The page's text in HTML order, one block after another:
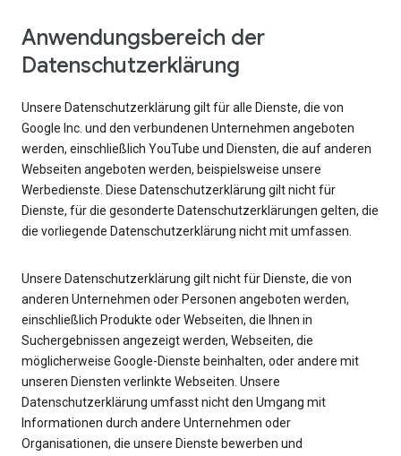
Anwendungsbereich der
Datenschutzerklärung
Unsere Datenschutzerklärung gilt für alle Dienste, die von
Google Inc. und den verbundenen Unternehmen angeboten
werden, einschließlich YouTube und Diensten, die auf anderen
Webseiten angeboten werden, beispielsweise unsere
Werbedienste. Diese Datenschutzerklärung gilt nicht für
Dienste, für die gesonderte Datenschutzerklärungen gelten, die
die vorliegende Datenschutzerklärung nicht mit umfassen.
Unsere Datenschutzerklärung gilt nicht für Dienste, die von
anderen Unternehmen oder Personen angeboten werden,
einschließlich Produkte oder Webseiten, die Ihnen in
Suchergebnissen angezeigt werden, Webseiten, die
möglicherweise Google-Dienste beinhalten, oder andere mit
unseren Diensten verlinkte Webseiten. Unsere
Datenschutzerklärung umfasst nicht den Umgang mit
Informationen durch andere Unternehmen oder
Organisationen, die unsere Dienste bewerben und